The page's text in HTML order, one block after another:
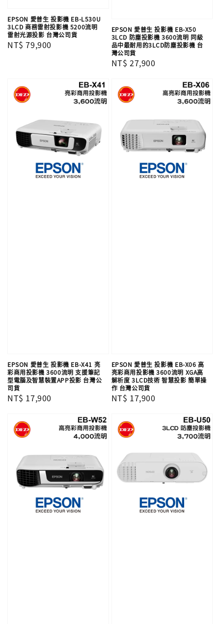
EPSON 愛普生 投影機 EB-L530U
3LCD 商務雷射投影機 5200流明
雷射光源投影 台灣公司貨
Regular
NT$ 79,900
EPSON 愛普生 投影機 EB-X50
3LCD 防塵投影機 3600流明 同級
品中最耐用的3LCD防塵投影機 台
灣公司貨
Regular
NT$ 27,900
EPSON 愛普生 投影機 EB-X41 亮
彩商用投影機 3600流明 支援筆記
型電腦及智慧裝置APP投影 台灣公
司貨
Regular
NT$ 17,900
EPSON 愛普生 投影機 EB-X06 高
亮彩商用投影機 3600流明 XGA高
解析度 3LCD技術 智慧投影 簡單操
作 台灣公司貨
Regular
NT$ 17,900